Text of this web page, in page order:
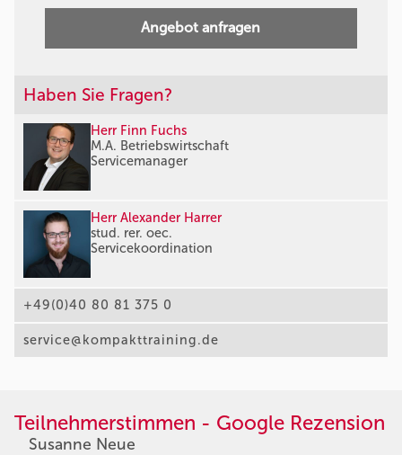
Angebot anfragen
Haben Sie Fragen?
Herr Finn Fuchs
M.A. Betriebswirtschaft
Servicemanager
Herr Alexander Harrer
stud. rer. oec.
Servicekoordination
+49(0)40 80 81 375 0
service@kompakttraining.de
Teilnehmerstimmen - Google Rezension
Susanne Neue